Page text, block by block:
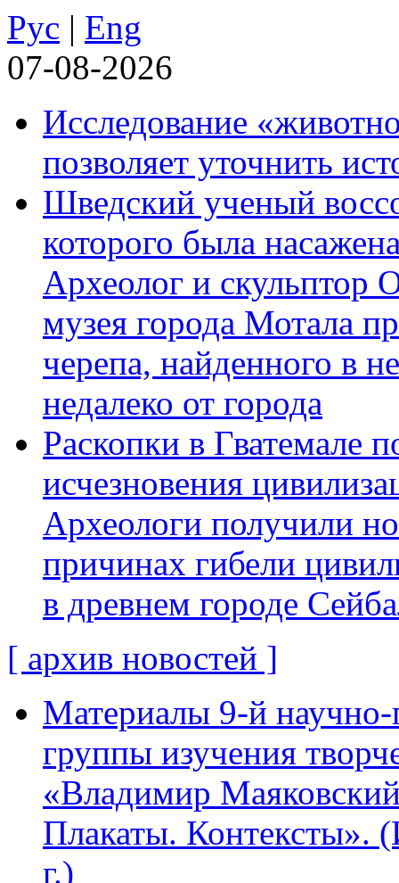
Рус | Eng
07-08-2026
Исследование
позволяет уточнить
Шведский ученый
которого была
Археолог и скульптор
музея города Мотала
черепа, найденного в
недалеко от города
Раскопки в Гватемале
исчезновения
Археологи получили
причинах гибели
в древнем городе
[ архив новостей ]
Материалы 9-й научно-
группы изучения
«Владимир
Плакаты.
г.)